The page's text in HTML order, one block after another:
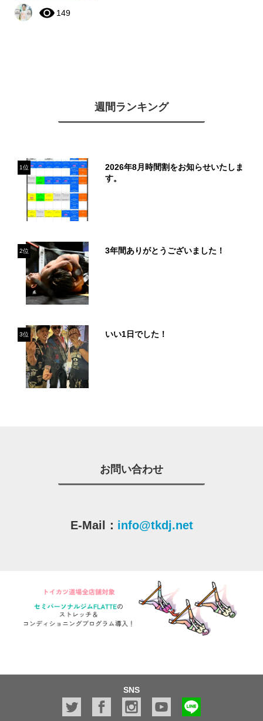
149
週間ランキング
1位
2026年8月時間割をお知らせいたしま
す。
2位 3年間ありがとうございました！
3位 いい1日でした！
お問い合わせ
E-Mail： info@tkdj.net
SNS